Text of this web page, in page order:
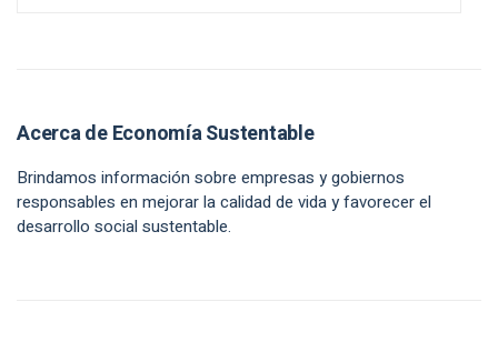
Acerca de Economía Sustentable
Brindamos información sobre empresas y gobiernos
responsables en mejorar la calidad de vida y favorecer el
desarrollo social sustentable.